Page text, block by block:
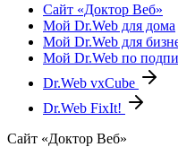
Сайт «Доктор Веб»
Мой Dr.Web для дома
Мой Dr.Web для
Мой Dr.Web по
Dr.Web vxCube
Dr.Web FixIt!
Сайт «Доктор Веб»